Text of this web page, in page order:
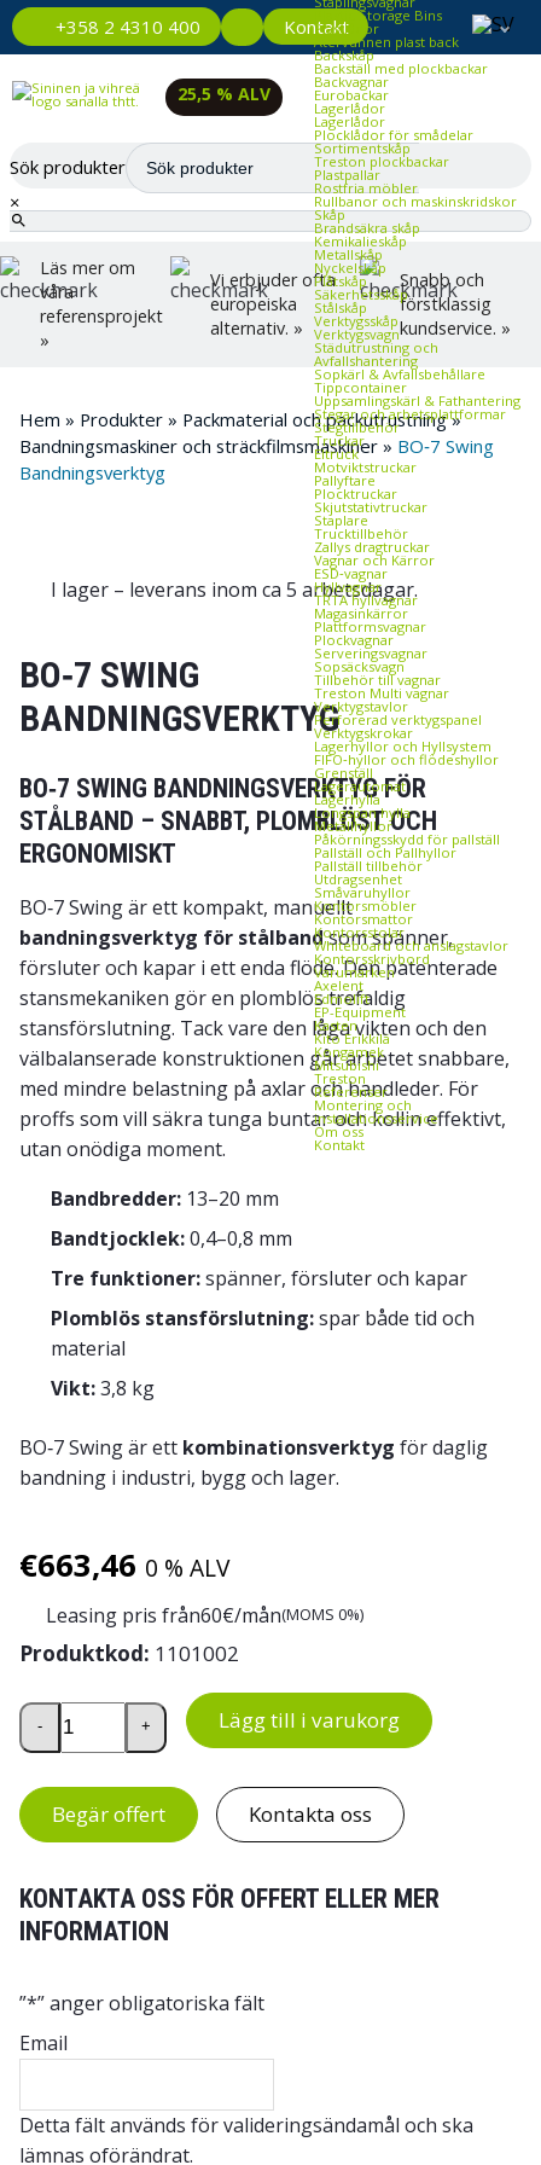
+358 2 4310 400 KontaktPlastic Storage Bins
Plastlådor
Återvunnen plast back
Backskåp
Backställ med plockbackar
Backvagnar
Eurobackar
Lagerlådor
Lagerlådor
Plocklådor för smådelar
Sortimentskåp
Treston plockbackar
Plastpallar
Rostfria möbler
Rullbanor och maskinskridskor
Skåp
Brandsäkra skåp
Kemikalieskåp
Metallskåp
Nyckelskåp
Plåtskåp
Säkerhetsskåp
Stålskåp
Verktygsskåp
Verktygsvagn
Städutrustning och
Avfallshantering
Sopkärl & Avfallsbehållare
Tippcontainer
Uppsamlingskärl & Fathantering
Stegar och arbetsplattformar
Stegtillbehör
Truckar
Eltruck
Motviktstruckar
Pallyftare
Plocktruckar
Skjutstativtruckar
Staplare
Trucktillbehör
Zallys dragtruckar
Vagnar och Kärror
ESD‑vagnar
Hyllvagnar
TRTA hyllvagnar
Magasinkärror
Plattformsvagnar
Plockvagnar
Serveringsvagnar
Sopsäcksvagn
Tillbehör till vagnar
Treston Multi vagnar
Verktygstavlor
Perforerad verktygspanel
Verktygskrokar
Lagerhyllor och Hyllsystem
FIFO‑hyllor och flödeshyllor
Grenställ
Lagerautomat
Lagerhylla
Longspan hylla
Metallhyllor
Påkörningsskydd för pallställ
Pallställ och Pallhyllor
Pallställ tillbehör
Utdragsenhet
Småvaruhyllor
Kontorsmöbler
Kontorsmattor
Kontorsstolar
Whiteboard och anslagstavlor
Kontorsskrivbord
Varumärken
Axelent
Edmolift
EP-Equipment
Kasten
Kito Erikkilä
Kongamek
Mitsubishi
Treston
Referenser
Montering och
installationsservice
Om oss
Kontakt
25,5 % ALV
Sök produkter
×
Läs mer om
våra
referensprojekt
»
Vi erbjuder ofta
europeiska
alternativ. »
Snabb och
förstklassig
kundservice. »
Hem » Produkter » Packmaterial och packutrustning»
Bandningsmaskiner och sträckfilmsmaskiner » BO‑7 Swing
Bandningsverktyg
I lager – leverans inom ca 5 arbetsdagar.
BO‑7 SWING
BANDNINGSVERKTYG
BO‑7 SWING BANDNINGSVERKTYG FÖR
STÅLBAND – SNABBT, PLOMBLÖST OCH
ERGONOMISKT
BO‑7 Swing är ett kompakt, manuellt
bandningsverktyg för stålbandsom spänner,
försluter och kapar i ett enda flöde. Den patenterade
stansmekaniken gör en plomblös trefaldig
stansförslutning. Tack vare den låga vikten och den
välbalanserade konstruktionen går arbetet snabbare,
med mindre belastning på axlar och handleder. För
proffs som vill säkra tunga buntar och kollineffektivt,
utan onödiga moment.
Bandbredder:13–20 mm
Bandtjocklek:0,4–0,8 mm
Tre funktioner:spänner, försluter och kapar
Plomblös stansförslutning:spar både tid och
material
Vikt:3,8 kg
BO‑7 Swing är ett kombinationsverktyg för daglig
bandning i industri, bygg och lager.
€663,46 0 % ALV
Leasing pris från60€/mån(MOMS 0%)
Produktkod: 1101002
BO‑7 Swing Bandningsverktyg mängd
- + Lägg till i varukorg
Begär offert Kontakta oss
KONTAKTA OSS FÖR OFFERT ELLER MER
INFORMATION
”*” anger obligatoriska fält
Email
Detta fält används för valideringsändamål och ska
lämnas oförändrat.